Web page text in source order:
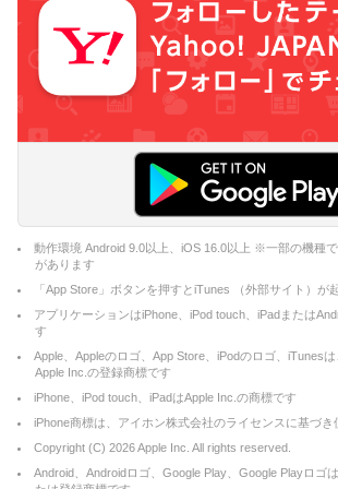
動作環境 Android 9.0以上、iOS 16.0以上 ※一部の機種
があります
「App Store」ボタンを押すとiTunes （外部サイト）が
アプリケーションはiPhone、iPod touch、iPadまたは
す
Apple、Appleのロゴ、App Store、iPodのロゴ、iTunes
Apple Inc.の登録商標です
iPhone、iPod touch、iPadはApple Inc.の商標です
iPhone商標は、アイホン株式会社のライセンスに基づき
Copyright (C) 2026Apple Inc. All rights reserved.
Android、Androidロゴ、Google Play、Google Playロゴ